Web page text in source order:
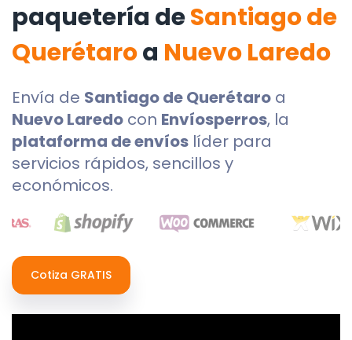
paquetería deSantiago de
Querétaroa Nuevo Laredo
Envía de Santiago de Querétaro a
Nuevo Laredo con Envíosperros, la
plataforma de envíos líder para
servicios rápidos, sencillos y
económicos.
Cotiza GRATIS